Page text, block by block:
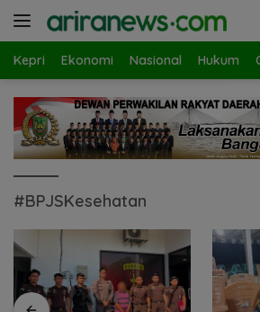
Kepri Ekonomi Nasional Hukum
#BPJSKesehatan